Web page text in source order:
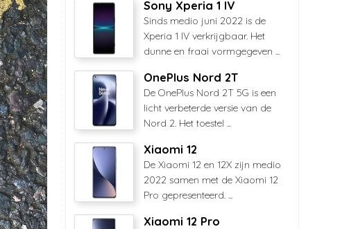
Sony Xperia 1 IV
Sinds medio juni 2022 is de
Xperia 1 IV verkrijgbaar. Het
dunne en fraai vormgegeven ...
OnePlus Nord 2T
De OnePlus Nord 2T 5G is een
licht verbeterde versie van de
Nord 2. Het toestel ...
Xiaomi 12
De Xiaomi 12 en 12X zijn medio
2022 samen met de Xiaomi 12
Pro gepresenteerd. ...
Xiaomi 12 Pro